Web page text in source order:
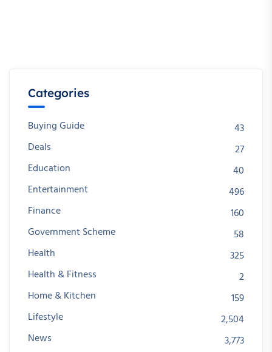
Categories
Buying Guide
43
Deals
27
Education
40
Entertainment
496
Finance
160
Government Scheme
58
Health
325
Health & Fitness
2
Home & Kitchen
159
Lifestyle
2,504
News
3,773